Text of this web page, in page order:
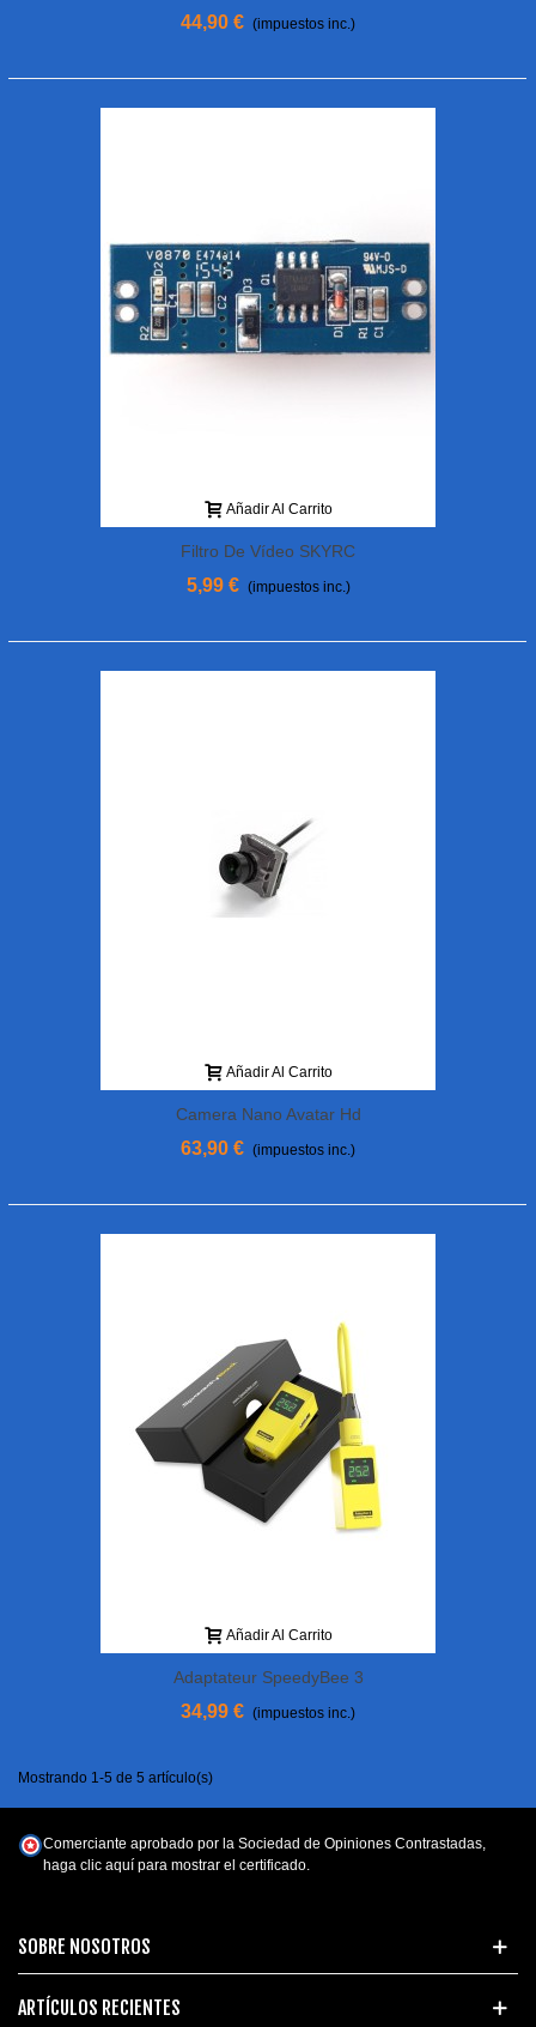
VUELO
44,90 € (impuestos inc.)
Añadir Al Carrito
Filtro De Vídeo SKYRC
5,99 € (impuestos inc.)
Añadir Al Carrito
Camera Nano Avatar Hd
63,90 € (impuestos inc.)
Añadir Al Carrito
Adaptateur SpeedyBee 3
34,99 € (impuestos inc.)
Mostrando 1-5 de 5 artículo(s)
SOBRE NOSOTROS
ARTÍCULOS RECIENTES
Comerciante aprobado por la Sociedad de Opiniones Contrastadas,
haga clic aquí para mostrar el certificado.